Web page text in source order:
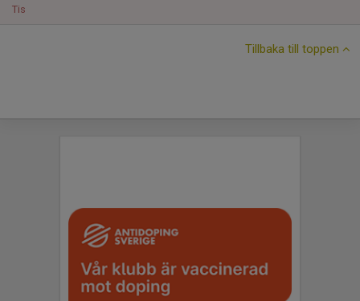
Tis
Tillbaka till toppen